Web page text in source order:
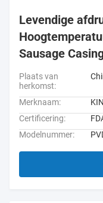
Levendige
Sausage
Plaats van
herkomst:
Merknaam:
Certificering:
Modelnummer: